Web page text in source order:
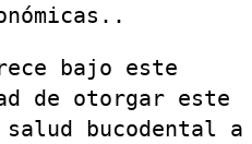
bajo este
de otorgar este
bucodental a